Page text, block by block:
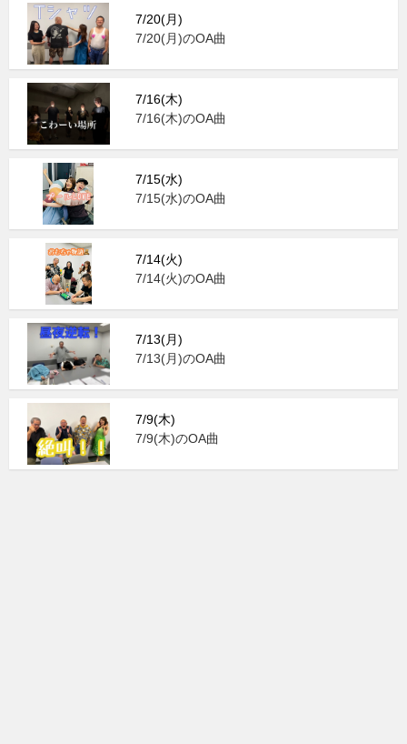
7/20(月)
7/20(月)のOA曲
7/16(木)
7/16(木)のOA曲
7/15(水)
7/15(水)のOA曲
7/14(火)
7/14(火)のOA曲
7/13(月)
7/13(月)のOA曲
7/9(木)
7/9(木)のOA曲